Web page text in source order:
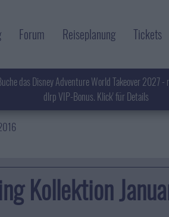
Forum Reiseplanung Tickets
das Disney Adventure World Takeover 2027 -
dlrp VIP-Bonus. Klick' für Details
Kollektion